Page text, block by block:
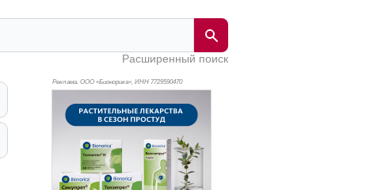
Расширенный поиск
Реклама. ООО «Бионорика», ИНН 7729590470